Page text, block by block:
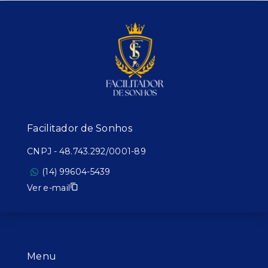
Menu
Facilitador de Sonhos
CNPJ - 48.743.292/0001-89
(14) 99604-5439
Ver e-mail